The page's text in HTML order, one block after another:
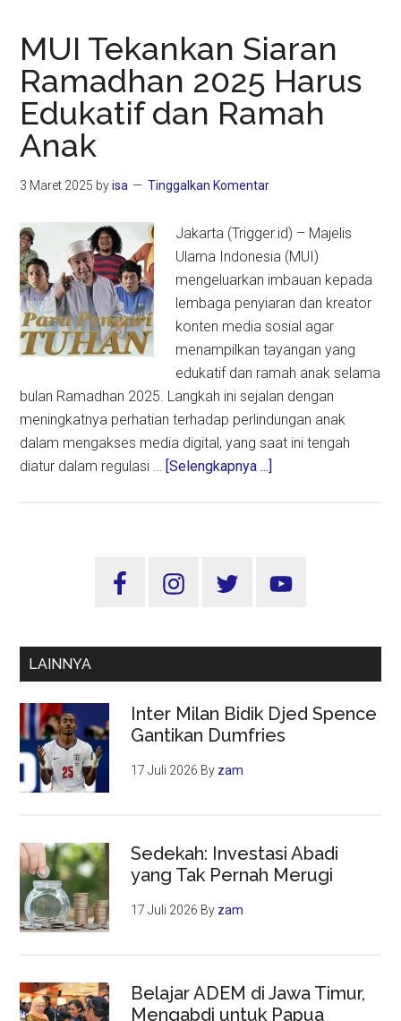
MUI Tekankan Siaran
Ramadhan 2025 Harus
Edukatif dan Ramah
Anak
3 Maret 2025 byisa Tinggalkan Komentar
Jakarta (Trigger.id) – Majelis
Ulama Indonesia (MUI)
mengeluarkan imbauan kepada
lembaga penyiaran dan kreator
konten media sosial agar
menampilkan tayangan yang
edukatif dan ramah anak selama
bulan Ramadhan 2025. Langkah ini sejalan dengan
meningkatnya perhatian terhadap perlindungan anak
dalam mengakses media digital, yang saat ini tengah
diatur dalam regulasi … [Selengkapnya ...]
2025
dan
Sidebar
LAINNYA
Inter Milan Bidik Djed Spence
Gantikan Dumfries
17 Juli 2026 By zam
Sedekah: Investasi Abadi
yang Tak Pernah Merugi
17 Juli 2026 By zam
Belajar ADEM di Jawa Timur,
Mengabdi untuk Papua